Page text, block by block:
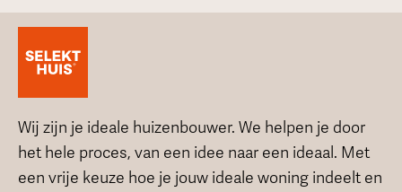
Wij zijn je ideale huizenbouwer. We helpen je door
het hele proces, van een idee naar een ideaal. Met
een vrije keuze hoe je jouw ideale woning indeelt en